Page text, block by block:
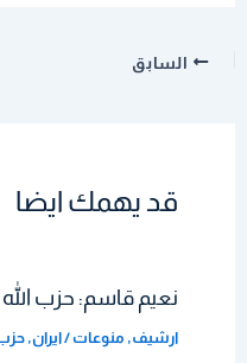
السابق
قد يهمك ايضا
نعيم قاسم: حزب الله
ارشيف, منوعات/ايران,حزب